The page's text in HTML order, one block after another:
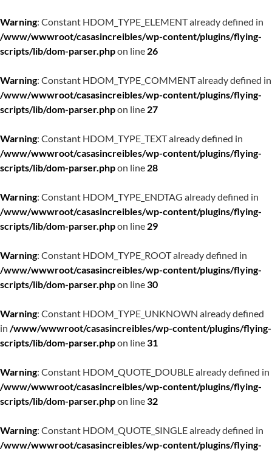
Warning: Constant HDOM_TYPE_ELEMENT already defined in
/www/wwwroot/casasincreibles/wp-content/plugins/flying-
scripts/lib/dom-parser.phpon line 26
Warning: Constant HDOM_TYPE_COMMENT already defined in
/www/wwwroot/casasincreibles/wp-content/plugins/flying-
scripts/lib/dom-parser.phpon line 27
Warning: Constant HDOM_TYPE_TEXT already defined in
/www/wwwroot/casasincreibles/wp-content/plugins/flying-
scripts/lib/dom-parser.phpon line 28
Warning: Constant HDOM_TYPE_ENDTAG already defined in
/www/wwwroot/casasincreibles/wp-content/plugins/flying-
scripts/lib/dom-parser.phpon line 29
Warning: Constant HDOM_TYPE_ROOT already defined in
/www/wwwroot/casasincreibles/wp-content/plugins/flying-
scripts/lib/dom-parser.phpon line30
Warning: Constant HDOM_TYPE_UNKNOWN already defined
in /www/wwwroot/casasincreibles/wp-content/plugins/flying-
scripts/lib/dom-parser.phpon line31
Warning: Constant HDOM_QUOTE_DOUBLE already defined in
/www/wwwroot/casasincreibles/wp-content/plugins/flying-
scripts/lib/dom-parser.phpon line32
Warning: Constant HDOM_QUOTE_SINGLE already defined in
/www/wwwroot/casasincreibles/wp-content/plugins/flying-